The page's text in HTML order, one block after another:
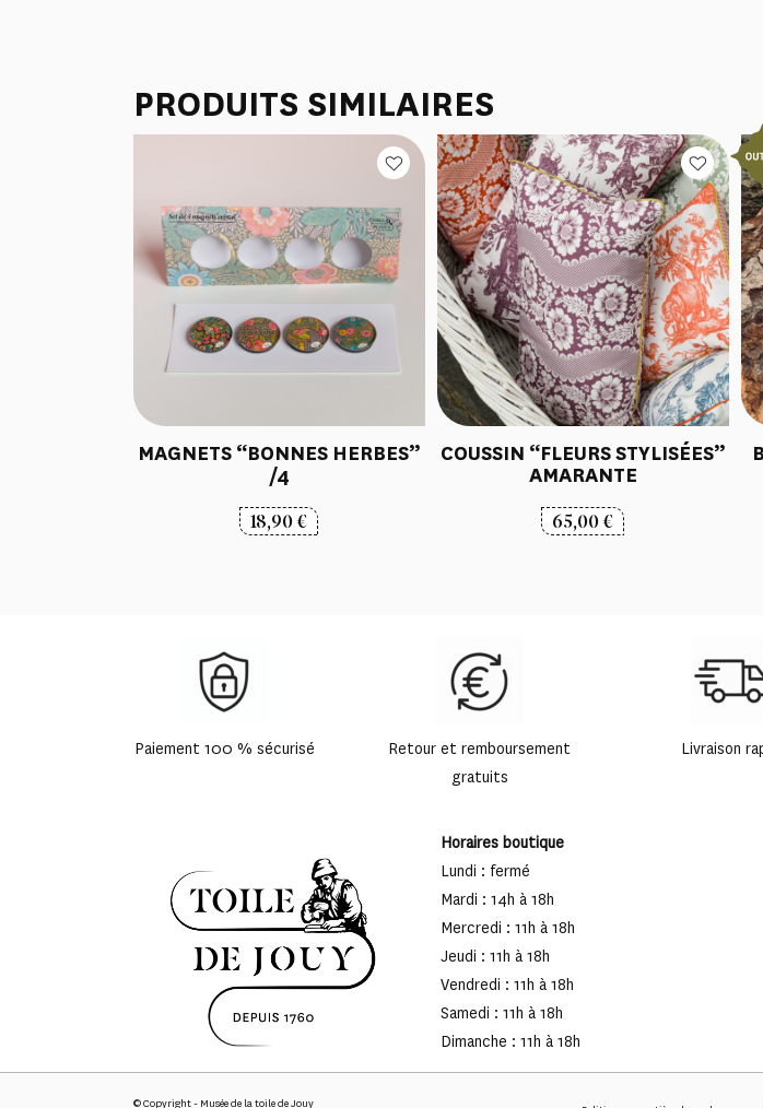
PRODUITS SIMILAIRES
MAGNETS “BONNES HERBES”
/4
18,90€
COUSSIN “FLEURS STYLISÉES”
AMARANTE
65,00€
Paiement 100 % sécurisé
Retour et remboursement
gratuits
Livraison
Horaires boutique
Lundi : fermé
Mardi : 14h à 18h
Mercredi : 11h à 18h
Jeudi : 11h à 18h
Vendredi : 11h à 18h
Samedi : 11h à 18h
Dimanche : 11h à 18h
© Copyright - Musée de la toile de Jouy